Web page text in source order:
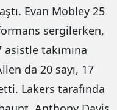
Evan Mobley 25
sergilerken,
takımına
da 20 sayı, 17
Lakers tarafında